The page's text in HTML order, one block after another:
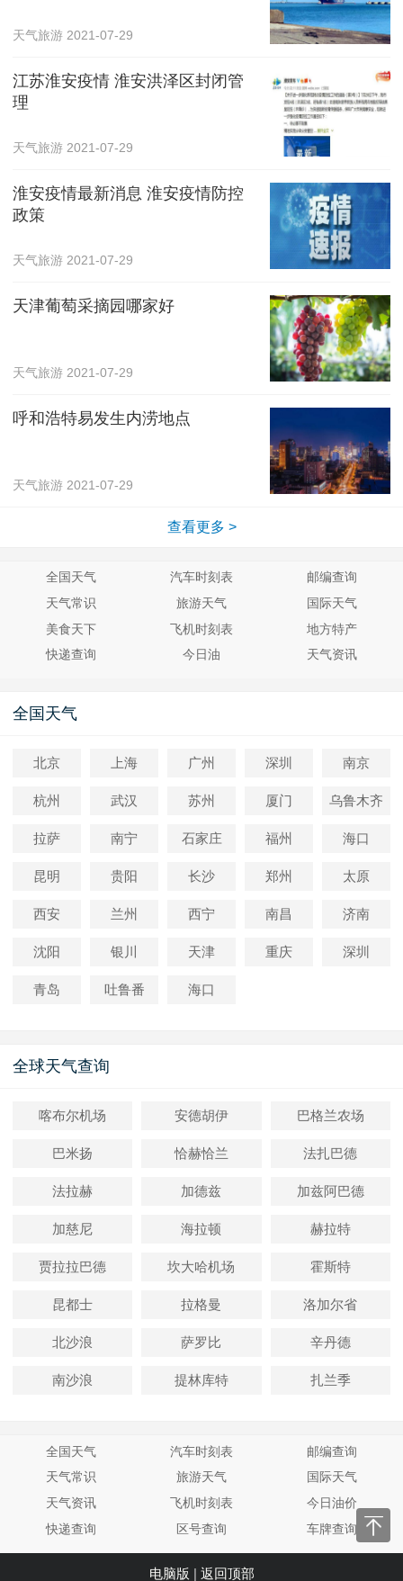
天气旅游 2021-07-29
江苏淮安疫情 淮安洪泽区封闭管
理
天气旅游 2021-07-29
淮安疫情最新消息 淮安疫情防控
政策
天气旅游 2021-07-29
天津葡萄采摘园哪家好
天气旅游 2021-07-29
呼和浩特易发生内涝地点
天气旅游 2021-07-29
查看更多 >
全国天气 汽车时刻表
邮编查询
天气常识
旅游天气
国际天气
美食天下
飞机时刻表
地方特产
快递查询
今日油 天气资讯
全国天气
北京 上海 广州 深圳 南京
杭州 武汉 苏州 厦门 乌鲁木齐
拉萨 南宁 石家庄 福州 海口
昆明 贵阳 长沙 郑州 太原
西安 兰州 西宁 南昌 济南
沈阳 银川 天津 重庆 深圳
青岛 吐鲁番 海口
全球天气查询
喀布尔机场 安德胡伊 巴格兰农场
巴米扬 恰赫恰兰 法扎巴德
法拉赫 加德兹 加兹阿巴德
加慈尼 海拉顿 赫拉特
贾拉拉巴德 坎大哈机场 霍斯特
昆都士 拉格曼 洛加尔省
北沙浪 萨罗比 辛丹德
南沙浪 提林库特 扎兰季
全国天气 汽车时刻表
邮编查询
天气常识
旅游天气
国际天气
天气资讯
飞机时刻表
今日油价
快递查询
区号查询 车牌查询
电脑版 | 返回顶部